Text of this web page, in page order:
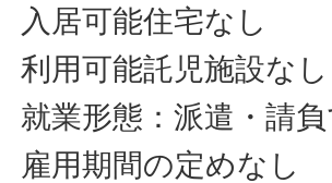
入居可能住宅なし
利用可能託児施設なし
就業形態：派遣・請
雇用期間の定めなし